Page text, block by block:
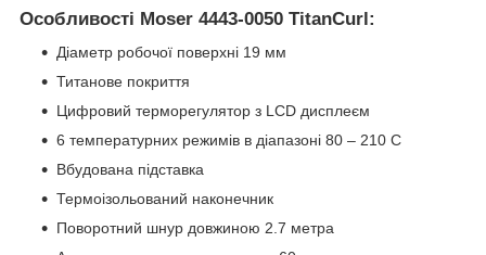
Особливості Moser 4443-0050 TitanCurl:
Діаметр робочої поверхні 19 мм
Титанове покриття
Цифровий терморегулятор з LCD дисплеєм
6 температурних режимів в діапазоні 80 – 210 C
Вбудована підставка
Термоізольований наконечник
Поворотний шнур довжиною 2.7 метра